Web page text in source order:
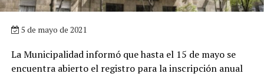
5 de mayo de 2021
La Municipalidad informó que hasta el 15 de mayo se
encuentra abierto el registro para la inscripción anual